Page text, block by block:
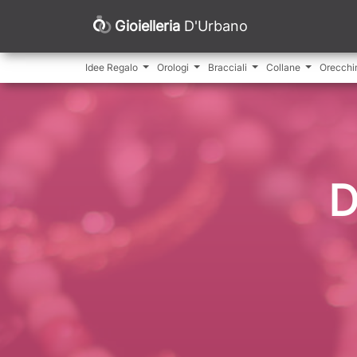
Gioielleria D'Urbano
Idee Regalo Orologi Bracciali Collane